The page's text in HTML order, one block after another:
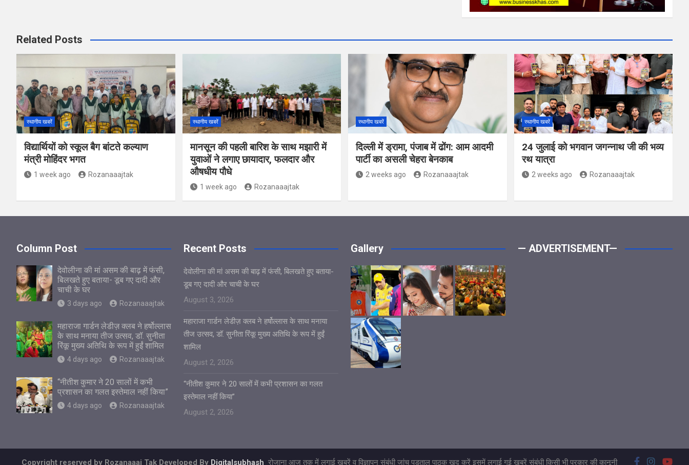
Related Posts
स्थानीय खबरें
विद्यार्थियों को स्कूल बैग बांटते कल्याण
मंत्री मोहिंदर भगत
1 week ago Rozanaaajtak
स्थानीय खबरें
मानसून की पहली बारिश के साथ मझारी में
युवाओं ने लगाए छायादार, फलदार और
औषधीय पौधे
1 week ago Rozanaaajtak
स्थानीय खबरें
दिल्ली में ड्रामा, पंजाब में ढोंग: आम आदमी
पार्टी का असली चेहरा बेनकाब
2 weeks ago Rozanaaajtak
स्थानीय खबरें
24 जुलाई को भगवान जगन्नाथ जी की भव्य
रथ यात्रा
2 weeks ago Rozanaaajtak
Column Post
देवोलीना की मां असम की बाढ़ में फंसी,
बिलखते हुए बताया- डूब गए दादी और
चाची के घर
3 days ago Rozanaaajtak
महाराजा गार्डन लेडीज़ क्लब ने हर्षोल्लास
के साथ मनाया तीज उत्सव, डॉ. सुनीता
रिंकू मुख्य अतिथि के रूप में हुईं शामिल
4 days ago Rozanaaajtak
“नीतीश कुमार ने 20 सालों में कभी
प्रशासन का गलत इस्तेमाल नहीं किया”
4 days ago Rozanaaajtak
Recent Posts
देवोलीना की मां असम की बाढ़ में फंसी, बिलखते हुए बताया-
डूब गए दादी और चाची के घर
August 3, 2026
महाराजा गार्डन लेडीज़ क्लब ने हर्षोल्लास के साथ मनाया
तीज उत्सव, डॉ. सुनीता रिंकू मुख्य अतिथि के रूप में हुईं
शामिल
August 2, 2026
“नीतीश कुमार ने 20 सालों में कभी प्रशासन का गलत
इस्तेमाल नहीं किया”
August 2, 2026
Gallery — ADVERTISEMENT—
Copyright reserved by Rozanaaaj Tak Developed By Digitalsubhash रोजाना आज तक में लगाई खबरें व विज्ञापन संबंधी जांच पड़ताल पाठक खुद करें इसमें लगाई गई खबरें संबंधी किसी भी प्रकार की कानूनी